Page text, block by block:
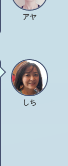
アヤ
しち